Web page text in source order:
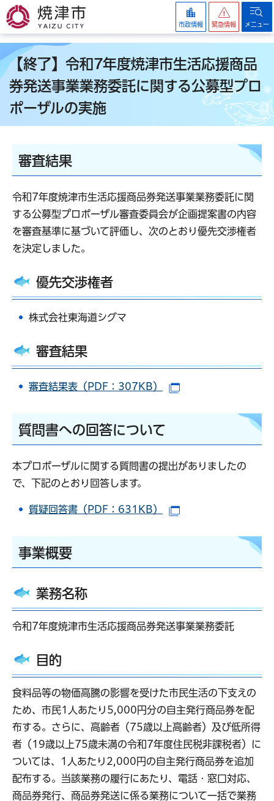
焼津市
市政情報 緊急情報 メニュー
【終了】令和7年度焼津市生活応援商品
券発送事業業務委託に関する公募型プロ
ポーザルの実施
審査結果
令和7年度焼津市生活応援商品券発送事業業務委託に関
する公募型プロポーザル審査委員会が企画提案書の内容
を審査基準に基づいて評価し、次のとおり優先交渉権者
を決定しました。
優先交渉権者
株式会社東海道シグマ
審査結果
審査結果表（PDF：307KB）
質問書への回答について
本プロポーザルに関する質問書の提出がありましたの
で、下記のとおり回答します。
質疑回答書（PDF：631KB）
事業概要
業務名称
令和7年度焼津市生活応援商品券発送事業業務委託
目的
食料品等の物価高騰の影響を受けた市民生活の下支えの
ため、市民1人あたり5,000円分の自主発行商品券を配
布する。さらに、高齢者（75歳以上高齢者）及び低所得
者（19歳以上75歳未満の令和7年度住民税非課税者）に
ついては、1人あたり2,000円の自主発行商品券を追加
配布する。当該業務の履行にあたり、電話・窓口対応、
商品券発行、商品券発送に係る業務について一括で業務